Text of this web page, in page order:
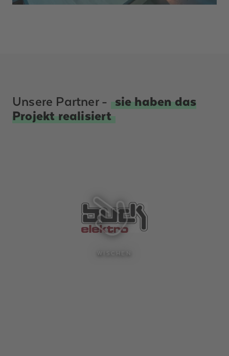
Unsere Partner - sie haben das
Projekt realisiert
WISCHEN